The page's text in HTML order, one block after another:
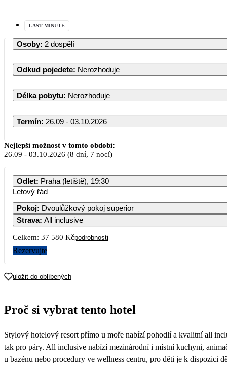
LAST MINUTE
Osoby: 2 dospělí
Odkud pojedete: Nerozhoduje
Délka pobytu: Nerozhoduje
Termín: 26.09 - 03.10.2026
Září 2026
PO ÚT ST ČT PÁ
19 590 19 490 21 190
21 190
Nejlepší možnost v tomto období:
26.09 - 03.10.2026 (8 dní, 7 nocí)
Odlet: Praha (letiště), 19:30
Letový řád
Pokoj: Dvoulůžkový pokoj superior
Strava: All inclusive
Celkem: 37 580 Kčpodrobnosti
Rezervujte
uložit do oblíbených
Proč si vybrat tento hotel
Stylový hotelový resort přímo u moře nabízí pohodlí a kvalitní all
tak pro páry. All inclusive nabízí mezinárodní i místní kuchyni,
u bazénu nebo procedury ve wellness centru, pro děti je k dispozici